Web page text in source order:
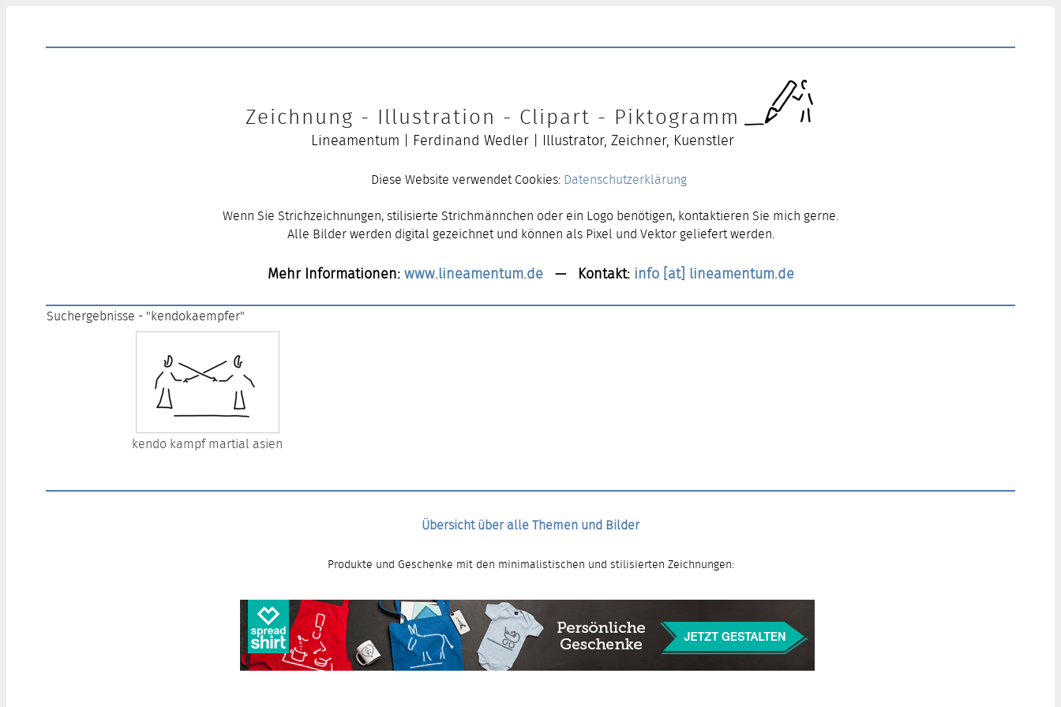
Zeichnung - Illustration - Clipart - Piktogramm
Lineamentum | Ferdinand Wedler | Illustrator, Zeichner, Kuenstler
Diese Website verwendet Cookies: Datenschutzerklärung
Wenn Sie Strichzeichnungen, stilisierte Strichmännchen oder ein Logo benötigen, kontaktieren Sie mich gerne.
Alle Bilder werden digital gezeichnet und können als Pixel und Vektor geliefert werden.
Mehr Informationen:www.lineamentum.de— Kontakt: info [at] lineamentum.de
Suchergebnisse - "kendokaempfer"
kendo kampf martial asien
Übersicht über alle Themen und Bilder
Produkte und Geschenke mit den minimalistischen und stilisierten Zeichnungen: